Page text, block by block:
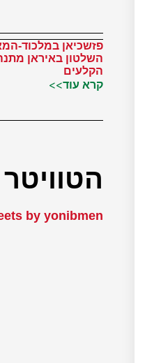
פזשכיאן במלכוד-
השלטון באיראן
הקלעים
קרא עוד>>
by yonibmen